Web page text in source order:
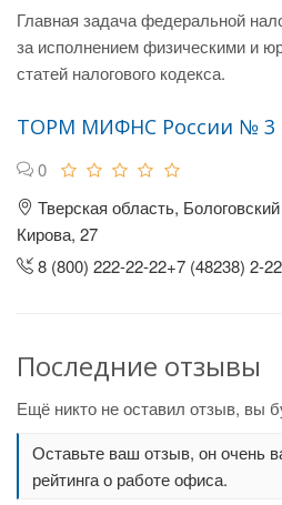
Главная задача федеральной
за исполнением физическими и
статей налогового кодекса.
ТОРМ МИФНС России № 3
0
Тверская область,
Кирова, 27
8 (800) 222-22-22+7 (48238) 2-
Последние отзывы
Ещё никто не оставил отзыв, вы
Оставьте ваш отзыв, он очень
рейтинга о работе офиса.